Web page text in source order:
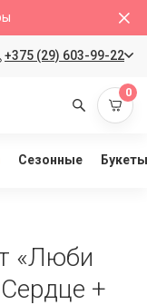
+375 (29) 603-99-22
0
Сезонные Букеты
«Люби
+